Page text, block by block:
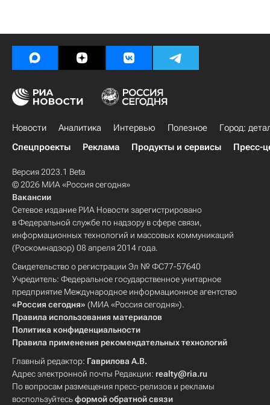
Новости Аналитика Интервью Полезное
Город:
Спецпроекты
Реклама Продукты и сервисы Пресс-
Версия 2023.1 Beta
© 2026 МИА «Россия сегодня»
Вакансии
Сетевое издание РИА Новости зарегистрировано
в Федеральной службе по надзору в сфере связи,
информационных технологий и массовых коммуникаций
(Роскомнадзор) 08 апреля 2014 года.
Свидетельство о регистрации Эл № ФС77-57640
Учредитель: Федеральное государственное унитарное
предприятие Международное информационное агентство
«Россия сегодня» (МИА «Россия сегодня»).
Правила использования материалов
Политика конфиденциальности
Правила применения рекомендательных технологий
Главный редактор: Гаврилова А.В.
Адрес электронной почты Редакции: realty@ria.ru
По вопросам размещения пресс-релизов и рекламы
воспользуйтесьформой обратной связи